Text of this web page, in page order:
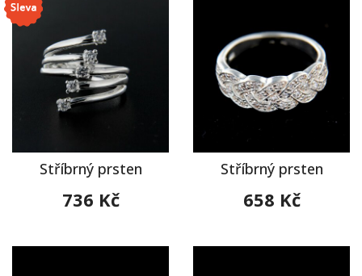
Stříbrný prsten
736 Kč
Stříbrný prsten
658 Kč